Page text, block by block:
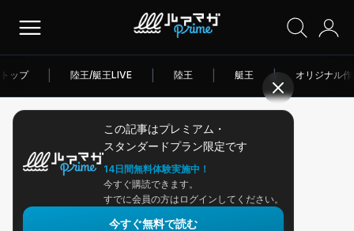
トップ 陸王/艇王LIVE 陸王 艇王 | オリジナル
この記事はプレミアム・
スタンダードプラン限定です
14日間無料体験実施中！
今すぐ購読できます。
すでに会員の方はログインしてください。
今すぐ無料で読む
アングラー連載
お題は50UP？紀ノ川へ遠征！